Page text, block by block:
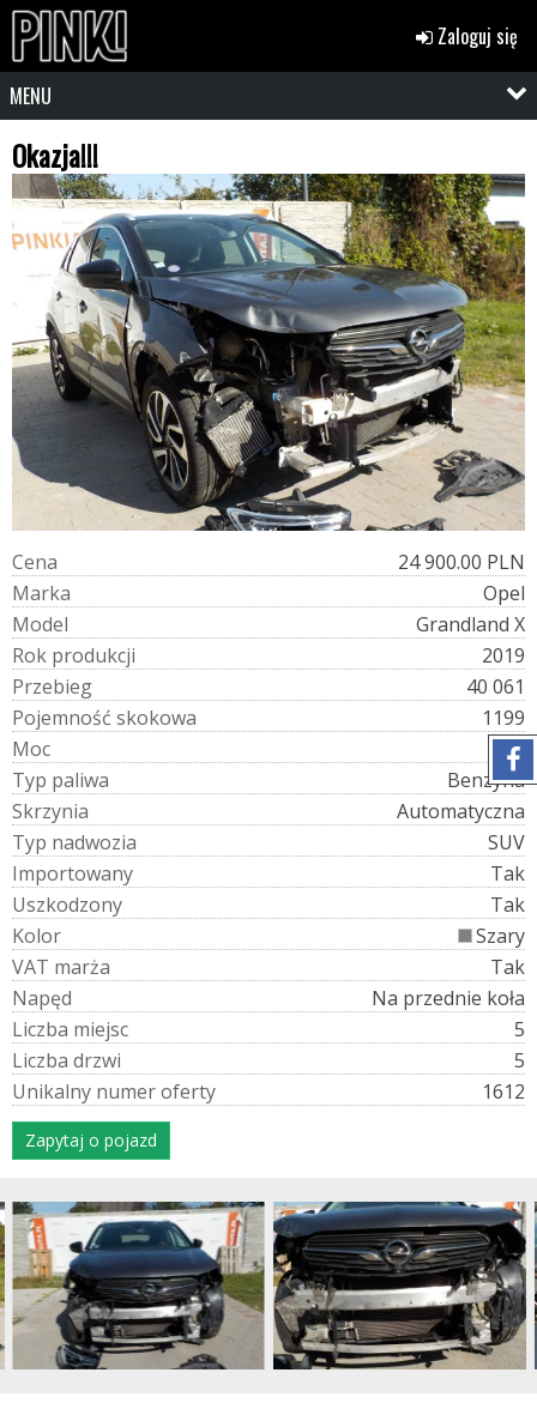
Zaloguj się
MENU
Okazja!!!
Cena
24 900.00 PLN
Marka
Opel
Model
Grandland X
Rok produkcji
2019
Przebieg
40 061
Pojemność skokowa
1199
Moc
130
Typ paliwa
Benzyna
Skrzynia
Automatyczna
Typ nadwozia
SUV
Importowany
Tak
Uszkodzony
Tak
Kolor
Szary
VAT marża
Tak
Napęd
Na przednie koła
Liczba miejsc
5
Liczba drzwi
5
Unikalny numeroferty 1612
Zapytaj o pojazd